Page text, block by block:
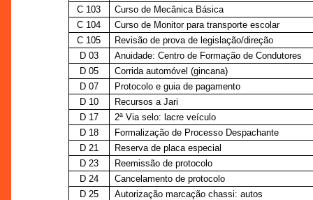
C 103
Curso de Mecânica Básica
C 104
Curso de Monitor para transporte escolar
C 105
Revisão de prova de legislação/direção
D 03
Anuidade: Centro de Formação de Condutores
D 05
Corrida automóvel (gincana)
D 07
Protocolo e guia de pagamento
D 10
Recursos a Jari
D 17
2ª Via selo: lacre veículo
D 18
Formalização de Processo Despachante
D 21
Reserva de placa especial
D 23
Reemissão de protocolo
D 24
Cancelamento de protocolo
D 25
Autorização marcação chassi: autos